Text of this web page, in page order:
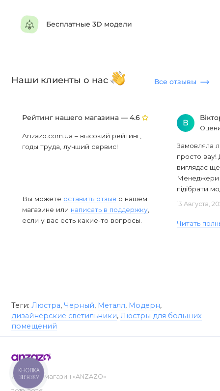
Бесплатные 3D модели
Наши клиенты о нас Все отзывы
Рейтинг нашего магазина — 4.6
Anzazo.com.ua – высокий рейтинг,
годы труда, лучший сервис!
Вы можете оставить отзыв о нашем
магазине или написать в поддержку
если у вас есть какие-то вопросы.
В
Замовляла
просто вау!
виглядає
Менеджери
підібрати
13 Августа,
Читать
Теги: Люстра, Черный, Металл, Модерн,
дизайнерские светильники, Люстры для больших
помещений
Интернет-магазин «ANZAZO»
КНОПКА
ЗВ'ЯЗКУ